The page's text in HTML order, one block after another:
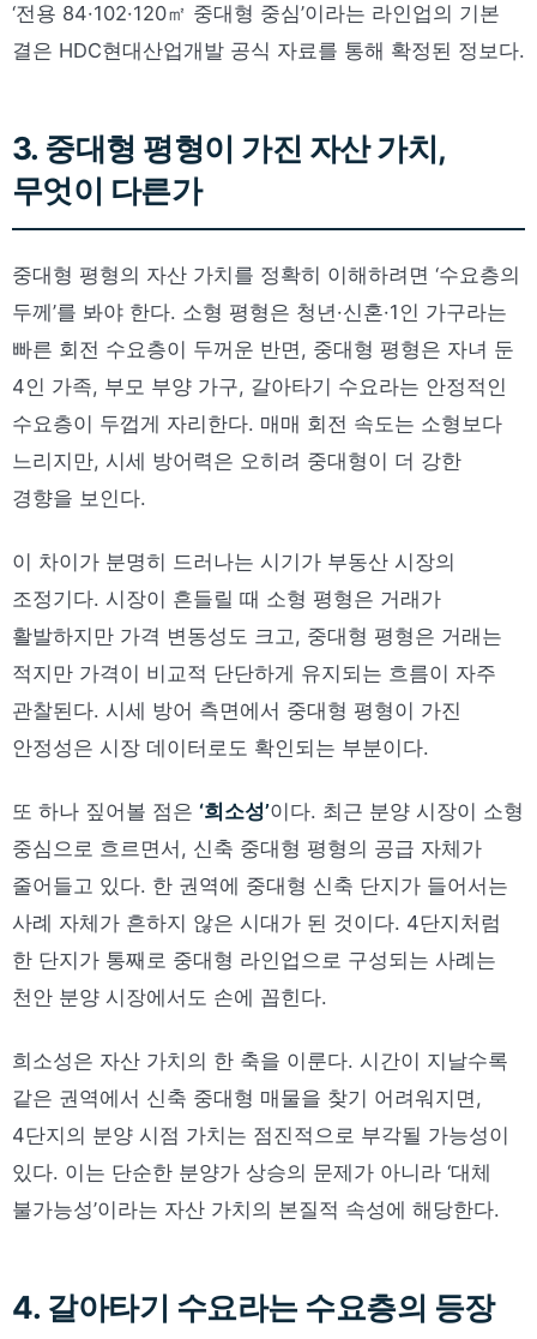
‘전용 84·102·120㎡ 중대형 중심’이라는 라인업의 기본
결은 HDC현대산업개발 공식 자료를 통해 확정된 정보다.
3. 중대형 평형이 가진 자산 가치,
무엇이 다른가
중대형 평형의 자산 가치를 정확히 이해하려면 ‘수요층의
두께’를 봐야 한다. 소형 평형은 청년·신혼·1인 가구라는
빠른 회전 수요층이 두꺼운 반면, 중대형 평형은 자녀 둔
4인 가족, 부모 부양 가구, 갈아타기 수요라는 안정적인
수요층이 두껍게 자리한다. 매매 회전 속도는 소형보다
느리지만, 시세 방어력은 오히려 중대형이 더 강한
경향을 보인다.
이 차이가 분명히 드러나는 시기가 부동산 시장의
조정기다. 시장이 흔들릴 때 소형 평형은 거래가
활발하지만 가격 변동성도 크고, 중대형 평형은 거래는
적지만 가격이 비교적 단단하게 유지되는 흐름이 자주
관찰된다. 시세 방어 측면에서 중대형 평형이 가진
안정성은 시장 데이터로도 확인되는 부분이다.
또 하나 짚어볼 점은 ‘희소성’이다. 최근 분양 시장이 소형
중심으로 흐르면서, 신축 중대형 평형의 공급 자체가
줄어들고 있다. 한 권역에 중대형 신축 단지가 들어서는
사례 자체가 흔하지 않은 시대가 된 것이다. 4단지처럼
한 단지가 통째로 중대형 라인업으로 구성되는 사례는
천안 분양 시장에서도 손에 꼽힌다.
희소성은 자산 가치의 한 축을 이룬다. 시간이 지날수록
같은 권역에서 신축 중대형 매물을 찾기 어려워지면,
4단지의 분양 시점 가치는 점진적으로 부각될 가능성이
있다. 이는 단순한 분양가 상승의 문제가 아니라 ‘대체
불가능성’이라는 자산 가치의 본질적 속성에 해당한다.
4. 갈아타기 수요라는 수요층의 등장